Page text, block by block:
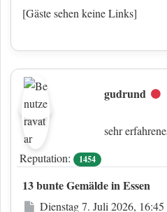
[Gäste sehen keine Links]
gudrund
sehr
Reputation:
1454
13 bunte Gemälde in Essen
Beitrag
Dienstag 7. Juli 2026, 16:45